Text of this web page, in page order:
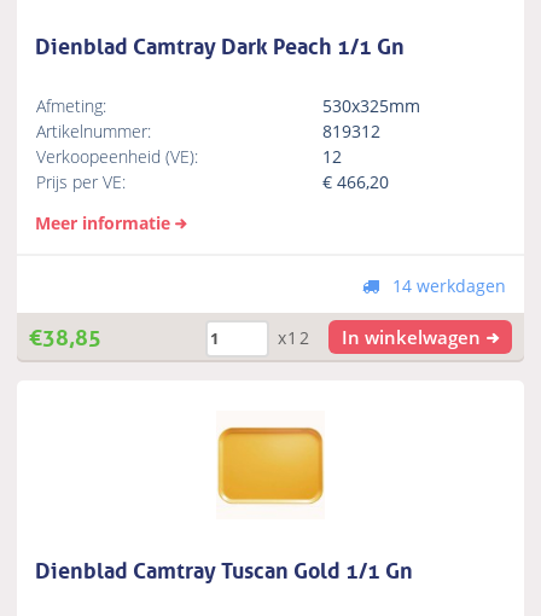
Dienblad Camtray Dark Peach 1/1 Gn
Afmeting:
530x325mm
Artikelnummer:
819312
Verkoopeenheid (VE):
12
Prijs per VE:
€466,20
Meer informatie
14 werkdagen
€38,85 x12 In winkelwagen
Dienblad Camtray Tuscan Gold 1/1 Gn